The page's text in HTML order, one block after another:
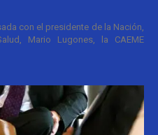
con el presidente de la Nación,
Mario Lugones, la CAEME